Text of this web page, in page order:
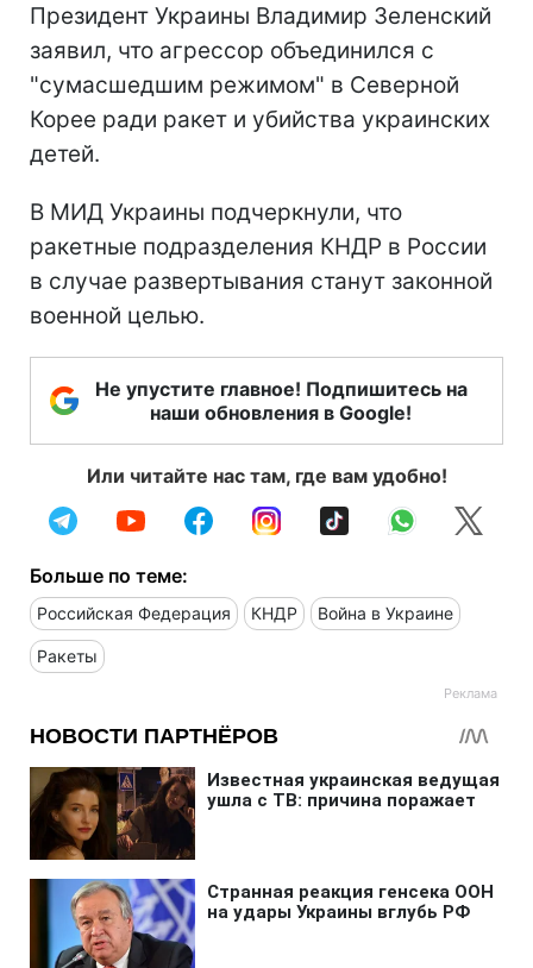
Президент Украины Владимир Зеленский
заявил, что агрессор объединился с
"сумасшедшим режимом" в Северной
Корее ради ракет и убийства украинских
детей.
В МИД Украины подчеркнули, что
ракетные подразделения КНДР в России
в случае развертывания станут законной
военной целью.
Не упустите главное! Подпишитесь на
наши обновления в Google!
Или читайте нас там, где вам удобно!
Больше по теме:
Российская Федерация КНДР Война в Украине
Ракеты